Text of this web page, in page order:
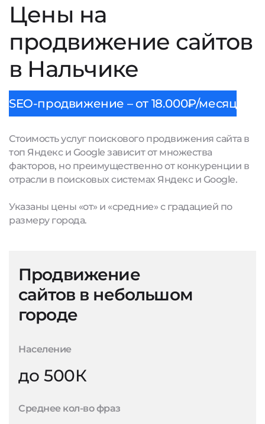
Цены на
продвижение сайтов
в Нальчике
SEO-продвижение – от 18.000₽/месяц
Стоимость услуг поискового продвижения сайта в
топ Яндекс и Google зависит от множества
факторов, но преимущественно от конкуренции в
отрасли в поисковых системах Яндекс и Google.
Указаны цены «от» и «средние» с градацией по
размеру города.
Продвижение
сайтов в небольшом
городе
Население
до 500К
Среднее кол-во фраз